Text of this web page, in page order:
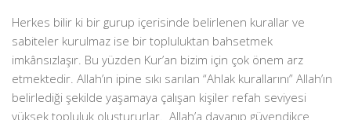
Herkes bilir ki bir gurup içerisinde belirlenen kurallar ve
sabiteler kurulmaz ise bir topluluktan bahsetmek
imkânsızlaşır. Bu yüzden Kur’an bizim için çok önem arz
etmektedir. Allah’ın ipine sıkı sarılan “Ahlak kurallarını” Allah’ın
belirlediği şekilde yaşamaya çalışan kişiler refah seviyesi
yüksek topluluk oluştururlar. Allah’a dayanıp güvendikçe